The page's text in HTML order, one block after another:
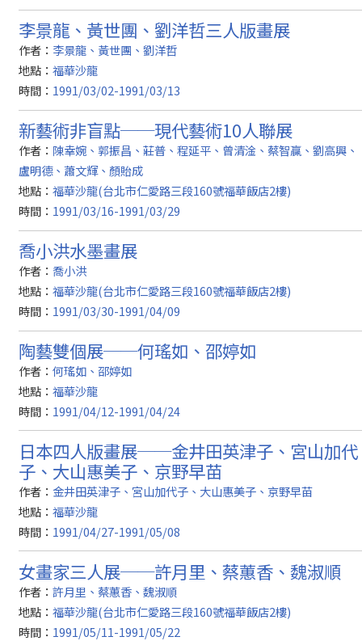
李景龍、黃世團、劉洋哲三人版畫展
作者： 李景龍、黃世團、劉洋哲
地點： 福華沙龍
時間： 1991/03/02-1991/03/13
新藝術非盲點──現代藝術10人聯展
作者： 陳幸婉、郭振昌、莊普、程延平、曾清淦、蔡智贏、劉高興、
盧明德、蕭文輝、顏貽成
地點： 福華沙龍(台北市仁愛路三段160號福華飯店2樓)
時間： 1991/03/16-1991/03/29
喬小洪水墨畫展
作者： 喬小洪
地點： 福華沙龍(台北市仁愛路三段160號福華飯店2樓)
時間： 1991/03/30-1991/04/09
陶藝雙個展──何瑤如、邵婷如
作者： 何瑤如、邵婷如
地點： 福華沙龍
時間： 1991/04/12-1991/04/24
日本四人版畫展──金井田英津子、宮山加代
子、大山惠美子、京野早苗
作者： 金井田英津子、宮山加代子、大山惠美子、京野早苗
地點： 福華沙龍
時間： 1991/04/27-1991/05/08
女畫家三人展──許月里、蔡蕙香、魏淑順
作者： 許月里、蔡蕙香、魏淑順
地點： 福華沙龍(台北市仁愛路三段160號福華飯店2樓)
時間： 1991/05/11-1991/05/22